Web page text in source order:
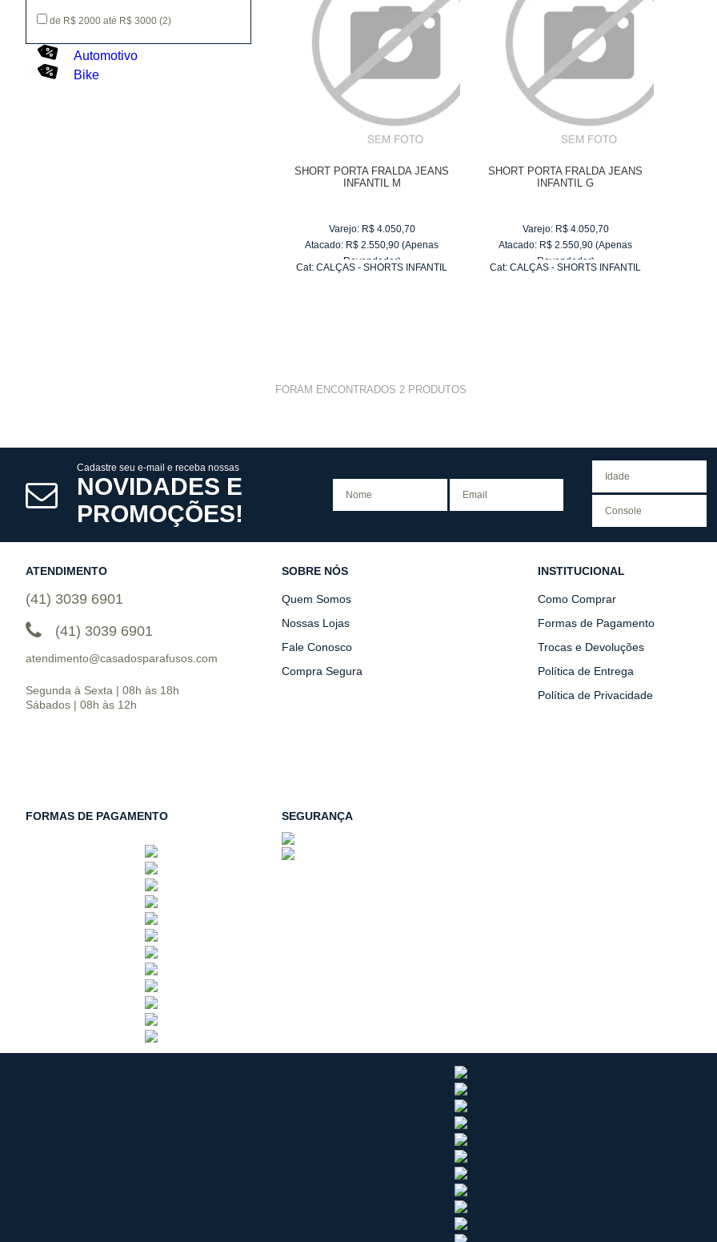
de R$ 2000 até R$ 3000 (2)
Automotivo
Bike
SHORT PORTA FRALDA JEANS
INFANTIL M
Varejo: R$ 4.050,70
Atacado: R$ 2.550,90 (Apenas
Revendedor)
10
Cat:CALÇAS - SHORTS INFANTIL
SHORT PORTA FRALDA JEANS
INFANTIL G
Varejo: R$ 4.050,70
Atacado: R$ 2.550,90 (Apenas
Revendedor)
10
Cat:CALÇAS - SHORTS INFANTIL
FORAM ENCONTRADOS 2PRODUTOS
Cadastre seu e-mail e receba nossas
NOVIDADES E
PROMOÇÕES!
ATENDIMENTO
(41) 3039 6901
(41) 3039 6901
atendimento@casadosparafusos.com
Segunda à Sexta | 08h às 18h
Sábados | 08h às 12h
SOBRE NÓS
Quem Somos
Nossas Lojas
Fale Conosco
Compra Segura
INSTITUCIONAL
Como Comprar
Formas de Pagamento
Trocas e Devoluções
Política de Entrega
Política de Privacidade
FORMAS DE PAGAMENTO SEGURANÇA